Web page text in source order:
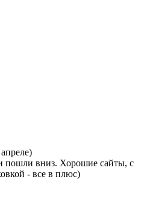
пошли вниз. Хорошие сайты, с
- все в плюс)